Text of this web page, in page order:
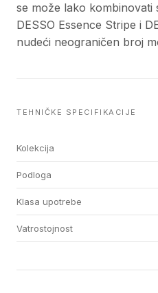
se može lako kombinovati
DESSO Essence Stripe i
nudeći neograničen broj
TEHNIČKE SPECIFIKACIJE
Kolekcija
Podloga
Klasa upotrebe
Vatrostojnost